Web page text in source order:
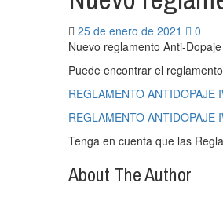
25 de enero de 2021
0
Nuevo reglamento Anti-
Puede encontrar el
REGLAMENTO ANTIDOPAJE
REGLAMENTO ANTIDOPAJE
Tenga en cuenta que las
About The Author